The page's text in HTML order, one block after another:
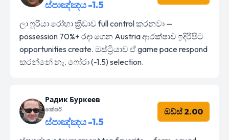
ස්පාඤ්ඤය -1.5
ලා ෆූරියා රෝහා ක්‍රීඩාව full control කරනවා —
possession 70%+ රදා ගෙන Austria ආරක්ෂාව ඉදිරිපිට
opportunities create. ඔස්ට්‍රියාව ඒ game pace respond
කරන්නේ නෑ. ෆෝරා (-1.5) selection.
Радик Буркеев
කේපර්
ස්පාඤ්ඤය -1.5
ඔඩ්ස් 2.00